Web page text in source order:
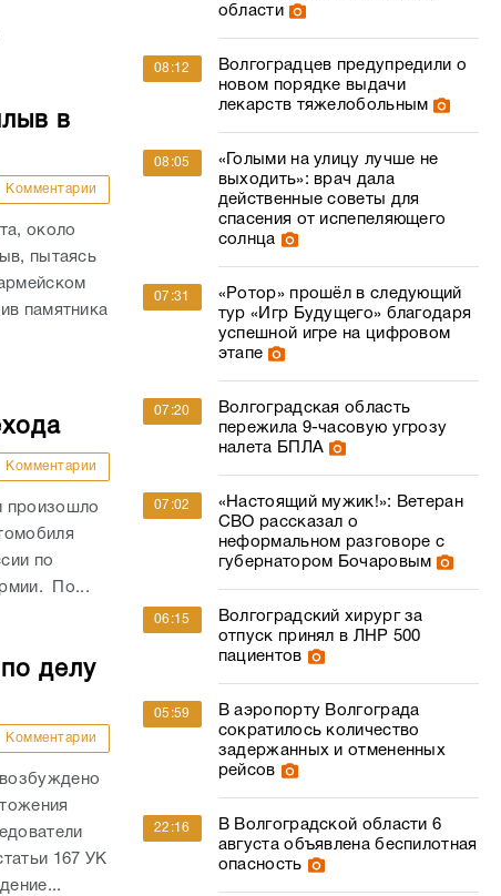
в
Комментарии
около
пытаясь
памятника
Комментарии
произошло
по
По...
делу
Комментарии
167 УК
области
08:12
Волгоградцев предупредили о
новом порядке выдачи
лекарств тяжелобольным
08:05
«Голыми на улицу лучше не
выходить»: врач дала
действенные советы для
спасения от испепеляющего
солнца
07:31
«Ротор» прошёл в следующий
тур «Игр Будущего» благодаря
успешной игре на цифровом
этапе
07:20
Волгоградская область
пережила 9-часовую угрозу
налета БПЛА
07:02
«Настоящий мужик!»: Ветеран
СВО рассказал о
неформальном разговоре с
губернатором Бочаровым
06:15
Волгоградский хирург за
отпуск принял в ЛНР 500
пациентов
05:59
В аэропорту Волгограда
сократилось количество
задержанных и отмененных
рейсов
22:16
В Волгоградской области 6
августа объявлена беспилотная
опасность